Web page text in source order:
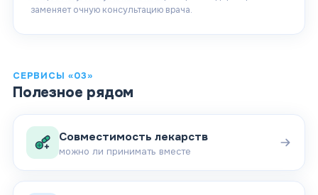
заменяет очную консультацию врача.
СЕРВИСЫ «03»
Полезное рядом
Совместимость лекарств
можно ли принимать вместе